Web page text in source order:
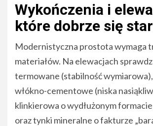
Wykończenia i
które dobrze się
Modernistyczna prostota wymaga
materiałów. Na elewacjach
termowane (stabilność
włókno-cementowe (niska
klinkierowa o wydłużonym formacie
oraz tynki mineralne o fakturze